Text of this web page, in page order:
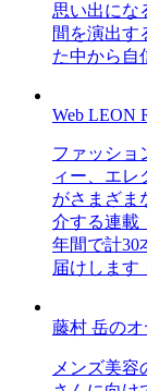
思い出にな
間を演出す
た中から自
Web LEON
ファッショ
ィー、エレ
がさまざま
介する連載
年間で計30
届けします
藤村 岳の
メンズ美